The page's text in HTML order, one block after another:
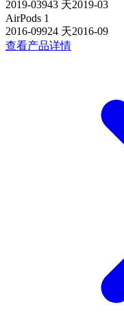
2019-03943 天2019-03
AirPods 1
2016-09924 天2016-09
查看产品详情